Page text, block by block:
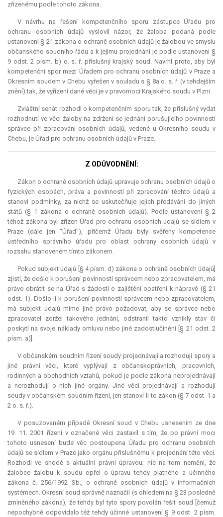
zřízenému podle tohoto zákona.
V návrhu na řešení kompetenčního sporu zástupce Úřadu pro
ochranu osobních údajů vyslovil názor, že žaloba podaná podle
ustanovení § 21 zákona o ochraně osobních údajů je žalobou ve smyslu
občanského soudního řádu a k jejímu projednání je podle ustanovení §
9 odst. 2 písm. b) o. s. ř. příslušný krajský soud. Navrhl proto, aby byl
kompetenční spor mezi Úřadem pro ochranu osobních údajů v Praze a
Okresním soudem v Chebu vyřešen v souladu s § 8a o. s. ř. (v tehdejším
znění) tak, že vyřízení dané věci je v pravomoci Krajského soudu v Plzni.
Zvláštní senát rozhodl o kompetenčním sporu tak, že příslušný vydat
rozhodnutí ve věci žaloby na zdržení se jednání porušujícího povinnosti
správce při zpracování osobních údajů, vedené u Okresního soudu v
Chebu, je Úřad pro ochranu osobních údajů v Praze.
Z ODŮVODNĚNÍ:
Zákon o ochraně osobních údajů upravuje ochranu osobních údajů o
fyzických osobách, práva a povinnosti při zpracování těchto údajů a
stanoví podmínky, za nichž se uskutečňuje jejich předávání do jiných
států (§ 1 zákona o ochraně osobních údajů). Podle ustanovení § 2
téhož zákona byl zřízen Úřad pro ochranu osobních údajů se sídlem v
Praze (dále jen "Úřad"), přičemž Úřadu byly svěřeny
kompetence
ústředního správního úřadu pro oblast ochrany osobních údajů v
rozsahu stanoveném tímto zákonem.
Pokud subjekt údajů [§ 4 písm. d) zákona o ochraně osobních údajů]
zjistí, že došlo k porušení povinností správcem nebo zpracovatelem, má
právo obrátit se na Úřad s žádostí o zajištění opatření k nápravě (§ 21
odst. 1). Došlo-li k porušení povinností správcem nebo zpracovatelem,
má subjekt údajů mimo jiné právo požadovat, aby se správce nebo
zpracovatel zdržel takového jednání, odstranil takto vzniklý stav či
poskytl na svoje náklady omluvu nebo jiné zadostiučinění [§ 21 odst. 2
písm. a)].
V občanském soudním řízení soudy projednávají a rozhodují spory a
jiné právní věci, které vyplývají z občanskoprávních, pracovních,
rodinných a obchodních vztahů, pokud je podle zákona neprojednávají
a nerozhodují o nich jiné orgány. Jiné věci projednávají a rozhodují
soudy v občanském soudním řízení, jen stanoví-li to zákon (§ 7 odst. 1 a
2 o. s. ř.).
V posuzovaném případě Okresní soud v Chebu usnesením ze dne
19. 11. 2001 řízení v označené věci zastavil s tím, že po právní moci
tohoto usnesení bude věc postoupena Úřadu pro ochranu osobních
údajů se sídlem v Praze jako orgánu příslušnému k projednání této věci.
Rozhodl ve shodě s aktuální právní úpravou; nic na tom nemění, že
žalobce žalobu k soudu opřel o úpravu tehdy platného a účinného
zákona č. 256/1992 Sb., o ochraně osobních údajů v informačních
systémech. Okresní soud správně naznačil (s ohledem na § 23 posledně
zmíněného zákona), že tehdy byl tyto spory povolán řešit soud [čemuž
nepochybně odpovídalo též tehdy účinné ustanovení § 9 odst. 2 písm.